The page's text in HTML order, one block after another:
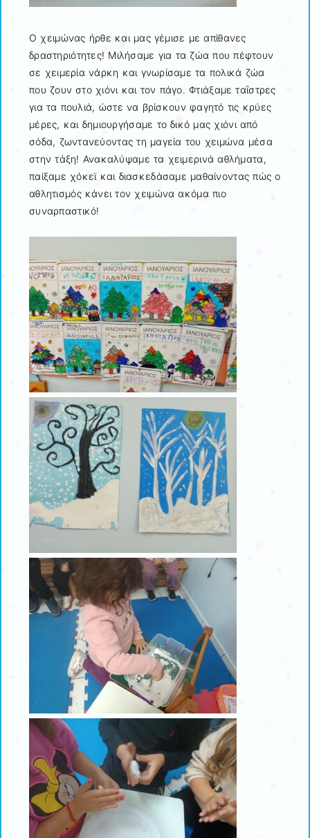
Ο χειμώνας ήρθε και μας γέμισε με απίθανες
δραστηριότητες! Μιλήσαμε για τα ζώα που πέφτουν
σε χειμερία νάρκη και γνωρίσαμε τα πολικά ζώα
που ζουν στο χιόνι και τον πάγο. Φτιάξαμε ταΐστρες
για τα πουλιά, ώστε να βρίσκουν φαγητό τις κρύες
μέρες, και δημιουργήσαμε το δικό μας χιόνι από
σόδα, ζωντανεύοντας τη μαγεία του χειμώνα μέσα
στην τάξη! Ανακαλύψαμε τα χειμερινά αθλήματα,
παίξαμε χόκεϊ και διασκεδάσαμε μαθαίνοντας πώς ο
αθλητισμός κάνει τον χειμώνα ακόμα πιο
συναρπαστικό!